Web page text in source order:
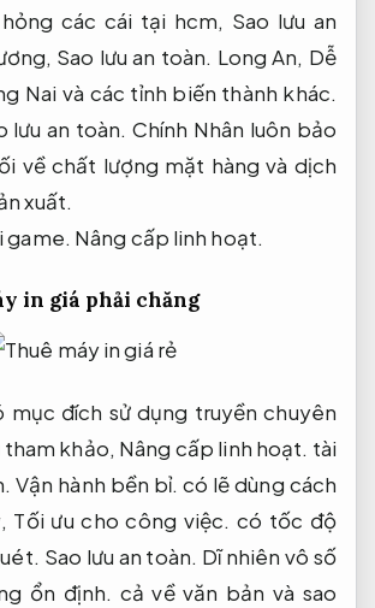
các cái tại hcm, Sao lưu an
Sao lưu an toàn. Long An, Dễ
Nai và các tỉnh biến thành khác.
lưu an toàn. Chính Nhân luôn bảo
về chất lượng mặt hàng và dịch
xuất.
game. Nâng cấp linh hoạt.
in giá phải chăng
mục đích sử dụng truyền chuyên
khảo, Nâng cấp linh hoạt. tài
Vận hành bền bỉ. có lẽ dùng cách
Tối ưu cho công việc. có tốc độ
Sao lưu an toàn. Dĩ nhiên vô số
ổn định. cả về văn bản và sao